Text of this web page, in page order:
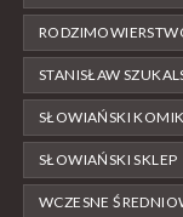
STANISŁAW
SŁOWIAŃSKI
SŁOWIAŃSKI SKLEP
WCZESNE